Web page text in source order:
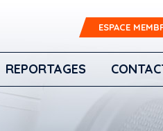
ESPACE
REPORTAGES